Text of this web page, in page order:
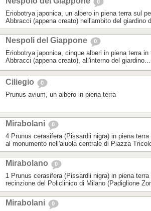
0
Eriobotrya japonica, un albero in piena terra sul
Abbracci (appena creato) nell'ambito del giardino
Nespoli del Giappone 0
Eriobotrya japonica, cinque alberi in piena terra
Abbracci (appena creato), all'interno del giardino...
Ciliegio 0
Prunus avium, un albero in piena terra
Mirabolani 0
4 Prunus cerasifera (Pissardii nigra) in piena
al monumento nell'aiuola centrale di Piazza
Mirabolano 0
1 Prunus cerasifera (Pissardii nigra) in piena
recinzione del Policlinico di Milano (Padiglione
Mirabolani 0